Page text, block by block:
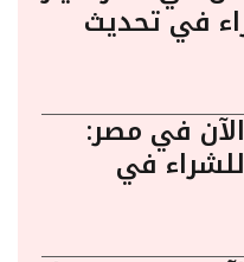
للشراء في تحديث
في مصر:
عيار 24 يسجل 6745 للشراء في